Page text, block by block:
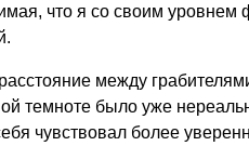
что я со своим уровнем
между
темноте было уже
чувствовал более